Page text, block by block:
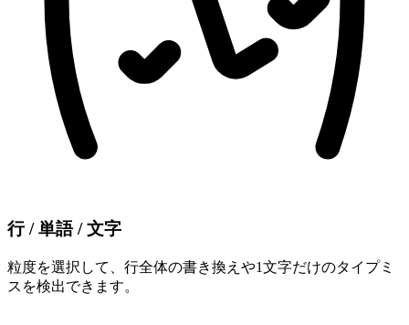
行 / 単語 / 文字
粒度を選択して、行全体の書き換えや1文字だけのタイプミ
スを検出できます。